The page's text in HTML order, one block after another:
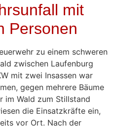
mit
Personen
zu einem schweren
zwischen Laufenburg
mit zwei Insassen war
gegen mehrere Bäume
im Wald zum Stillstand
die Einsatzkräfte ein,
vor Ort. Nach der